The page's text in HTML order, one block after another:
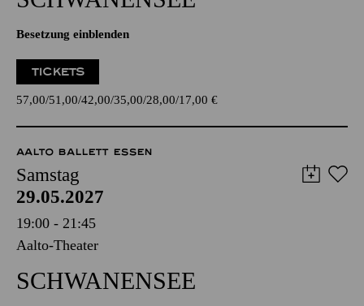
Besetzung einblenden
TICKETS
57,00 51,00 42,00 35,00 28,00 17,00 €
AALTO BALLETT ESSEN
Samstag
29.05.2027
19:00 - 21:45
Aalto-Theater
SCHWANEN­SEE